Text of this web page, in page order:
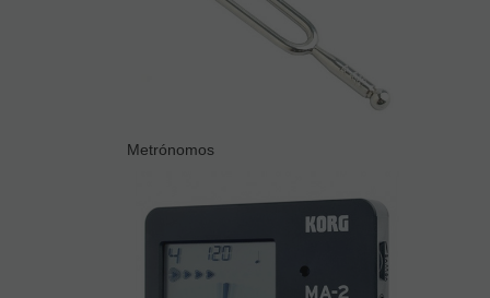
Metrónomos